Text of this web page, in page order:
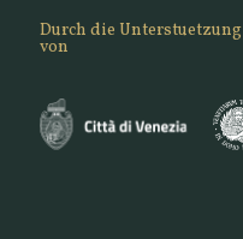
Durch die Unterstuetzung
von